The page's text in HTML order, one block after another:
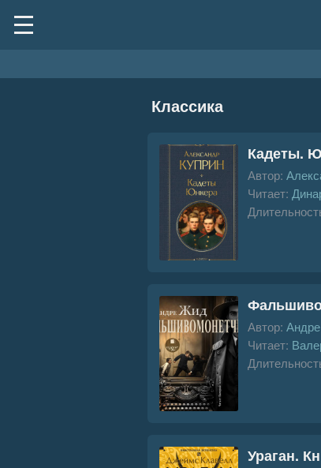
Классика
Кадеты.
Автор:
Читает:
Автор:
Читает:
Ураган.